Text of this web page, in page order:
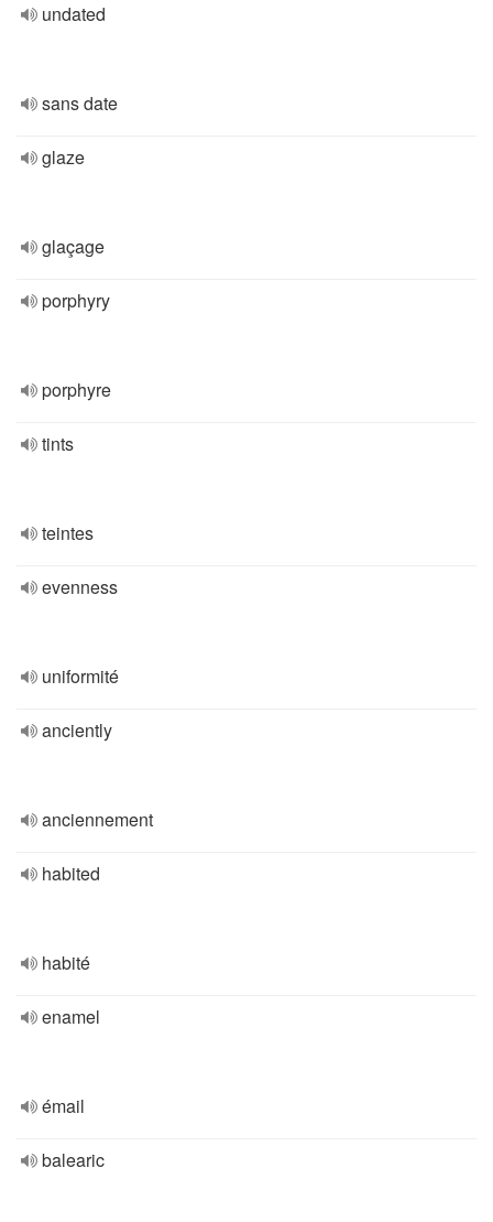
undated
sans date
glaze
glaçage
porphyry
porphyre
tints
teintes
evenness
uniformité
anciently
anciennement
habited
habité
enamel
émail
balearic